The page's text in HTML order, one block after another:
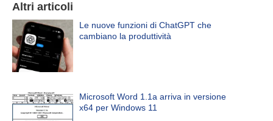
Altri articoli
Le nuove funzioni di ChatGPT che
cambiano la produttività
Microsoft Word 1.1a arriva in versione
x64 per Windows 11